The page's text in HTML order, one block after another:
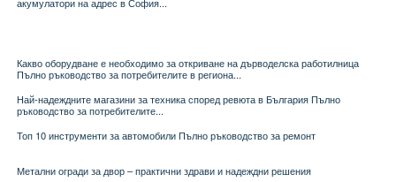
Какво оборудване е необходимо за откриване на дърводелска работилница
Пълно ръководство за потребителите в региона...
Най-надеждните магазини за техника според ревюта в България Пълно
ръководство за потребителите...
Топ 10 инструменти за автомобили Пълно ръководство за ремонт
Метални огради за двор – практични здрави и надеждни решения